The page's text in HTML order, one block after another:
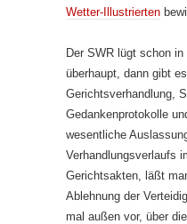
Wetter-Illustrierten
Der SWR lügt schon
überhaupt, dann gibt
Gerichtsverhandlung,
Gedankenprotokolle
wesentliche
Verhandlungsverlaufs
Gerichtsakten, läßt
Ablehnung der
mal außen vor, über